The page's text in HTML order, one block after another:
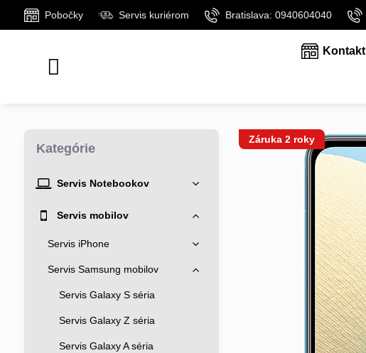
Pobočky Servis kuriérom Bratislava: 0940604040
Kontakt
Záruka 2 roky
Kategórie
Servis Notebookov
Servis mobilov
Servis iPhone
Servis Samsung mobilov
Servis Galaxy S séria
Servis Galaxy Z séria
Servis Galaxy A séria